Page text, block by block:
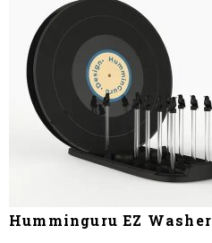
Humminguru EZ Washer